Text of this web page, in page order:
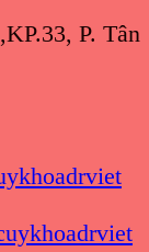
P. Tân